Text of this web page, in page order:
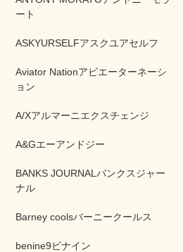
ート
ASKYURSELFアスクユアセルフ
Aviator Nationアビエーターネーシ
ョン
A/Xアルマーニエクスチェンジ
A&Gエーアンドジー
BANKS JOURNALバンクスジャー
ナル
Barney coolsバーニークールス
benine9ビナイン